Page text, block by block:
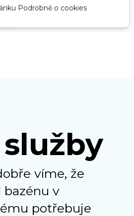
víme, že
v
potřebuje
Podrobně o cookies